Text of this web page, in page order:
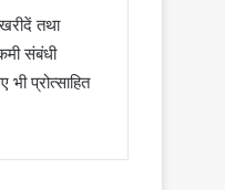
तथा
संबंधी
प्रोत्साहित